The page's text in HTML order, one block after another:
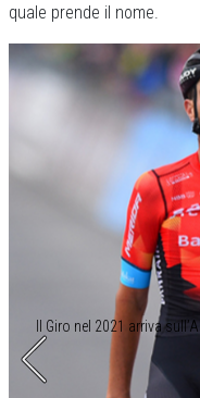
quale prende il nome.
Il Giro nel 2021 arriva